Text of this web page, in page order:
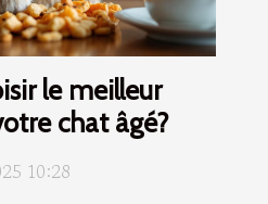
le meilleur
chat âgé?
10:28